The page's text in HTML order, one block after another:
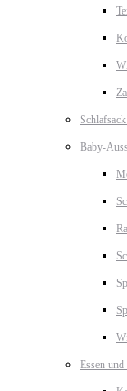
Baby-
Essen